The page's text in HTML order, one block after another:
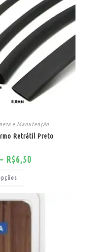
e Manutenção
Retrátil Preto
– R$6,50